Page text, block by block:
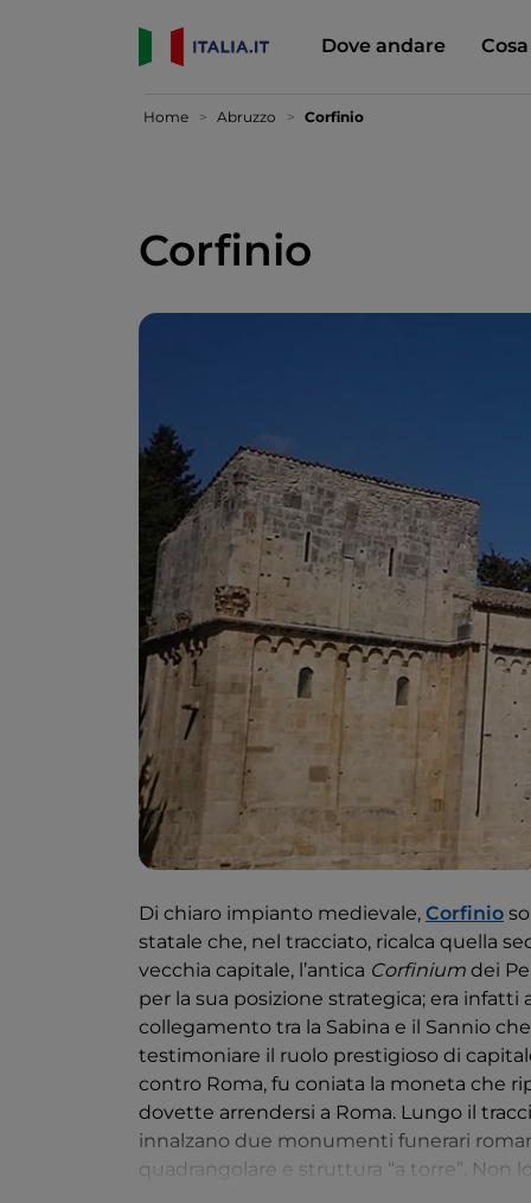
Dove andare
Home Abruzzo Corfinio
Corfinio
Di chiaro impianto medievale, Corfinio
statale che, nel tracciato, ricalca quella
vecchia capitale, l’antica Corfinium dei
per la sua posizione strategica; era
collegamento tra la Sabina e il Sannio
testimoniare il ruolo prestigioso di
contro Roma, fu coniata la moneta che
dovette arrendersi a Roma. Lungo il
innalzano due monumenti funerari
quadrangolare e struttura “a torre”. Non